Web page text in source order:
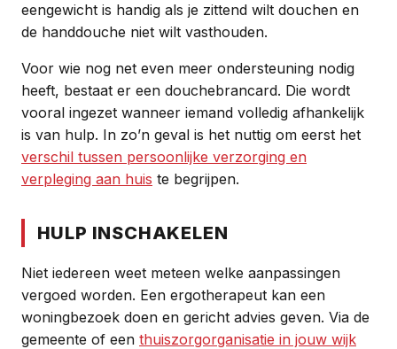
eengewicht is handig als je zittend wilt douchen en
de handdouche niet wilt vasthouden.
Voor wie nog net even meer ondersteuning nodig
heeft, bestaat er een douchebrancard. Die wordt
vooral ingezet wanneer iemand volledig afhankelijk
is van hulp. In zo’n geval is het nuttig om eerst het
verschil tussen persoonlijke verzorging en
verpleging aan huis te begrijpen.
HULP INSCHAKELEN
Niet iedereen weet meteen welke aanpassingen
vergoed worden. Een ergotherapeut kan een
woningbezoek doen en gericht advies geven. Via de
gemeente of een thuiszorgorganisatie in jouw wijk